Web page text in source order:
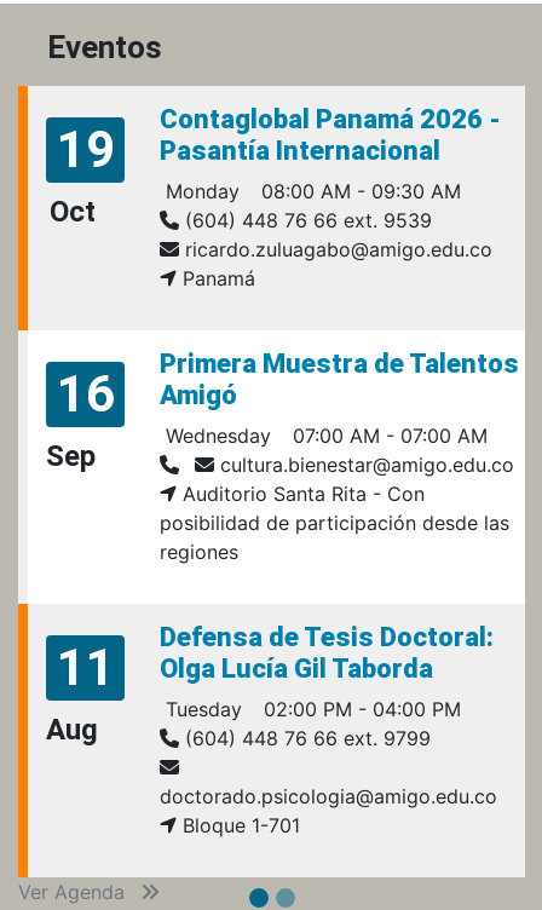
Eventos
19
Oct
Contaglobal Panamá 2026 -
Pasantía Internacional
Monday
08:00 AM - 09:30 AM
(604) 448 76 66 ext. 9539
ricardo.zuluagabo@amigo.edu.co
Panamá
16
Sep
Primera Muestra de Talentos
Amigó
Wednesday
07:00 AM - 07:00 AM
cultura.bienestar@amigo.edu.co
Auditorio Santa Rita - Con
posibilidad de participación desde las
regiones
11
Aug
Defensa de Tesis Doctoral:
Olga Lucía Gil Taborda
Tuesday
02:00 PM - 04:00 PM
(604) 448 76 66 ext. 9799
doctorado.psicologia@amigo.edu.co
Bloque 1-701
Ver Agenda